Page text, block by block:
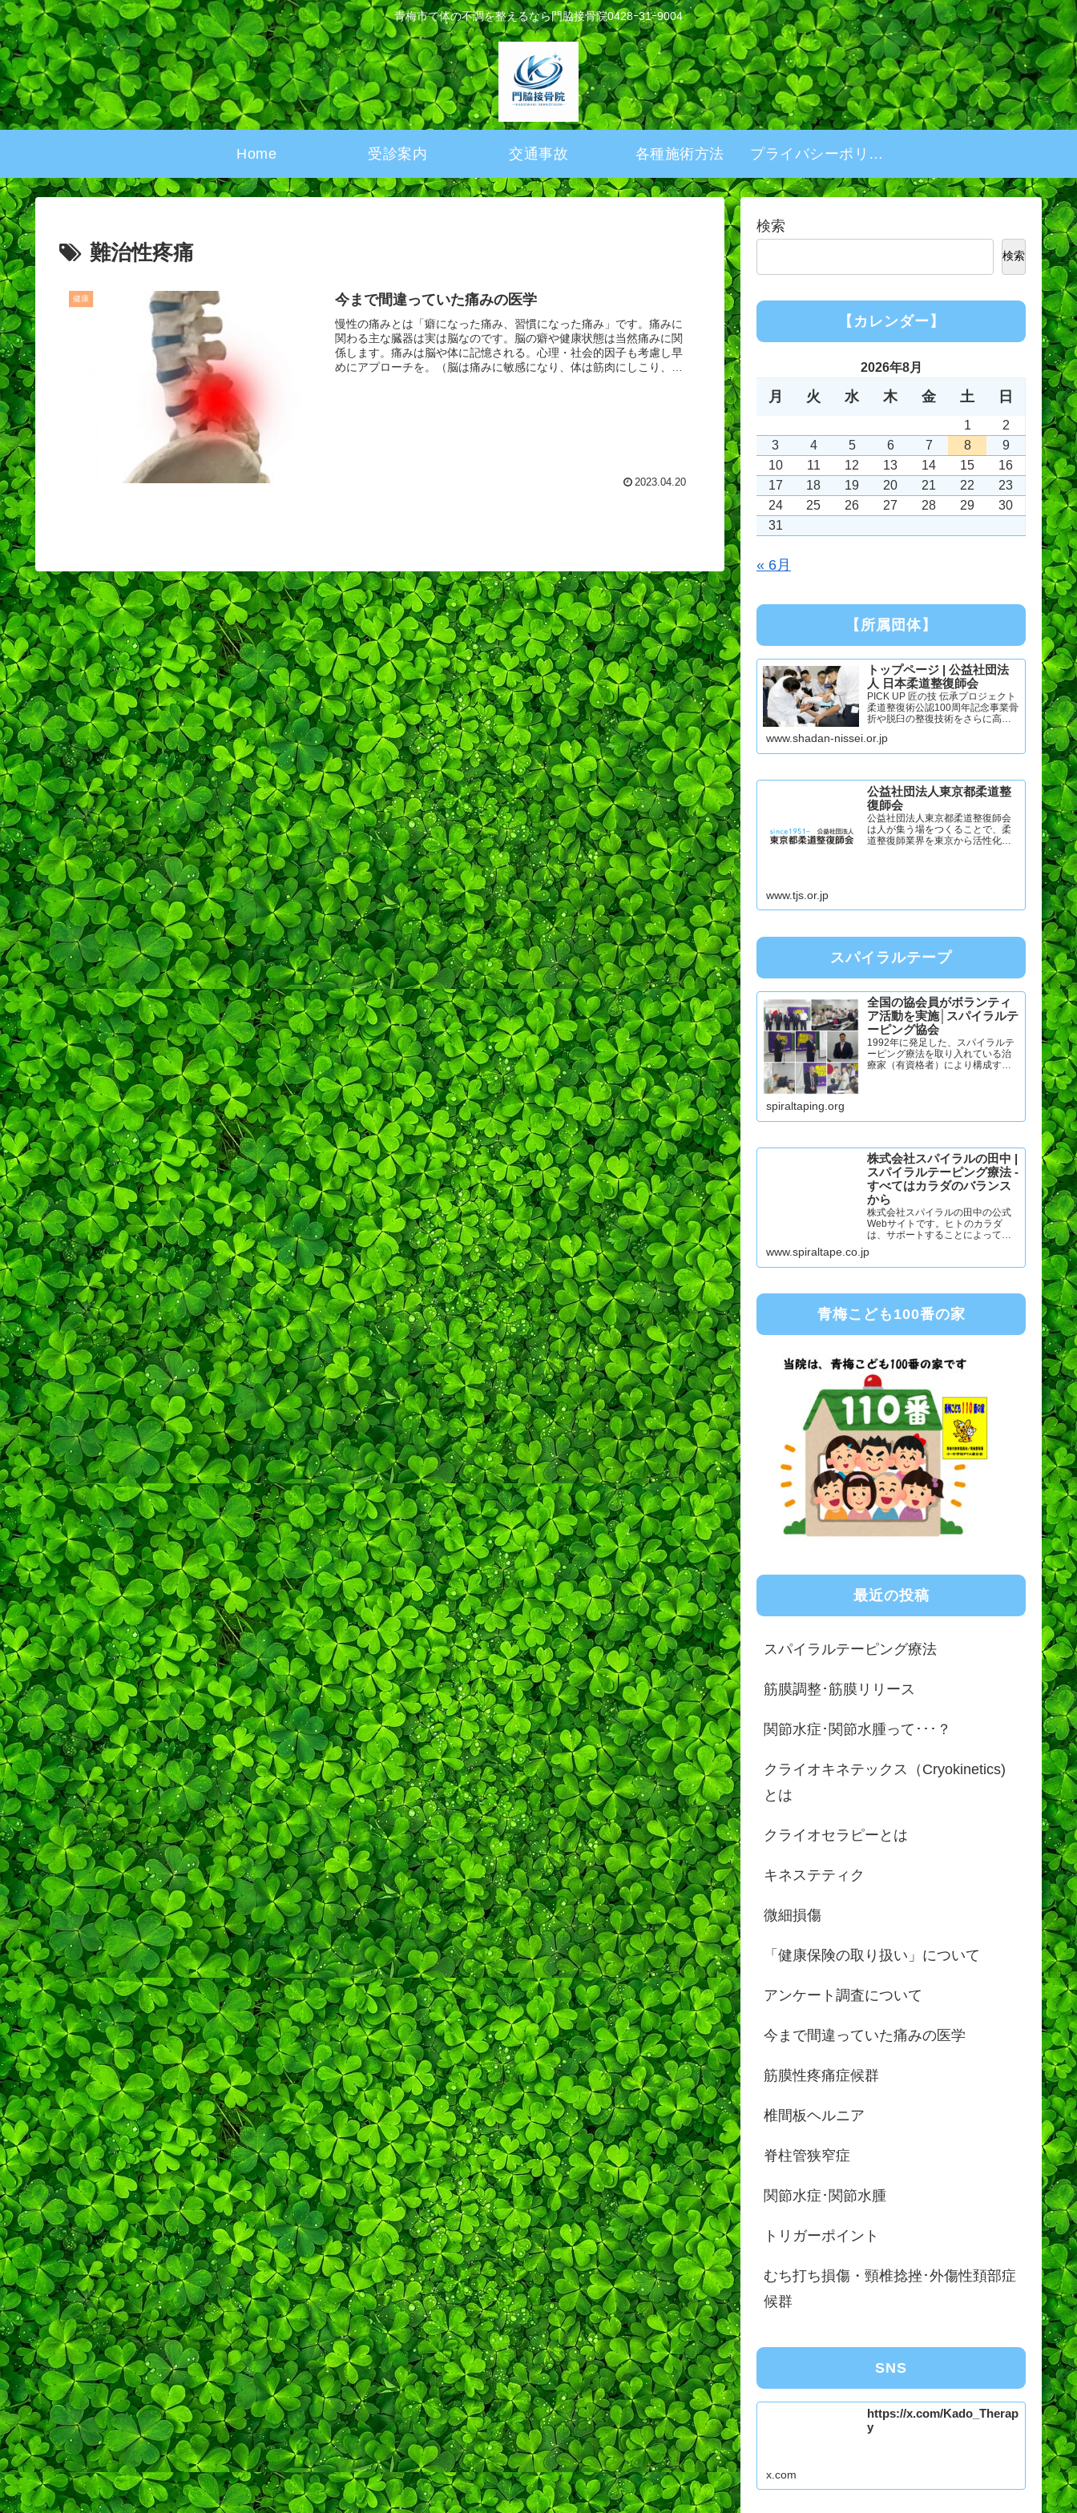
青梅市で体の不調を整えるなら門脇接骨院0428ｰ31ｰ9004
Home 受診案内 交通事故 各種施術方法 プライバシーポリシー
難治性疼痛
健康 今まで間違っていた痛みの医学
慢性の痛みとは「癖になった痛み、習慣になった痛み」です。痛みに
関わる主な臓器は実は脳なのです。脳の癖や健康状態は当然痛みに関
係します。痛みは脳や体に記憶される。心理・社会的因子も考慮し早
めにアプローチを。（脳は痛みに敏感になり、体は筋肉にしこり、短
2023.04.20
検索
検索
【カレンダー】
2026年8月
月 火 水 木 金 土 日
1
2
3
4 5 6 7 8
9
10
11 12 13 14 15
16
17
18 19 20 21 22
23
24
25 26 27 28 29
30
31
« 6月
【所属団体】
トップページ | 公益社団法
人 日本柔道整復師会
PICK UP 匠の技 伝承プロジェクト
柔道整復術公認100周年記念事業骨
折や脱臼の整復技術をさらに高
目的としています。 柔道大会関連
当会主催の柔道大会について、こ
www.shadan-nissei.or.jp
公益社団法人東京都柔道整
復師会
公益社団法人東京都柔道整復師会
は人が集う場をつくることで、柔
道整復師業界を東京から活性化さ
www.tjs.or.jp
スパイラルテープ
全国の協会員がボランティ
ア活動を実施│スパイラルテ
ーピング協会
1992年に発足した、スパイラルテ
ーピング療法を取り入れている治
療家（有資格者）により構成する
spiraltaping.org
株式会社スパイラルの田中 |
スパイラルテーピング療法 -
すべてはカラダのバランス
から
株式会社スパイラルの田中の公式
Webサイトです。ヒトのカラダ
は、サポートすることによってモ
ちはスパイラルテープ療法を通し
ヒトのカラダにもっと身近で優し
ます。
www.spiraltape.co.jp
青梅こども100番の家
最近の投稿
スパイラルテーピング療法
筋膜調整･筋膜リリース
関節水症･関節水腫って･･･？
クライオキネテックス（Cryokinetics)
とは
クライオセラピーとは
キネステティク
微細損傷
「健康保険の取り扱い」について
アンケート調査について
今まで間違っていた痛みの医学
筋膜性疼痛症候群
椎間板ヘルニア
脊柱管狭窄症
関節水症･関節水腫
トリガーポイント
むち打ち損傷・頸椎捻挫･外傷性頚部症
候群
SNS
https://x.com/Kado_Therap
y
x.com